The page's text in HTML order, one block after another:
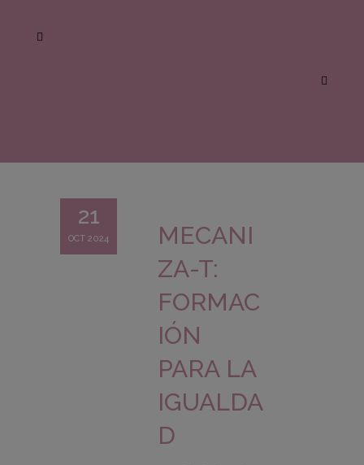
21
OCT 2024
MECANI
ZA-T:
FORMAC
IÓN
PARA LA
IGUALDA
D